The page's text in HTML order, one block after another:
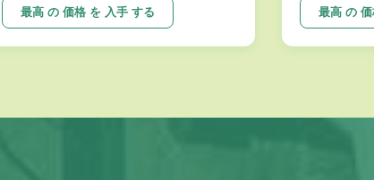
Specifications Product Name Saqima
Traditional Chinese Honey Pastry Light
Crispy Irresistibly Sweet Snack No
最高 の 価格 を 入手 する
baked for a
satisfies
on health.
最高 の